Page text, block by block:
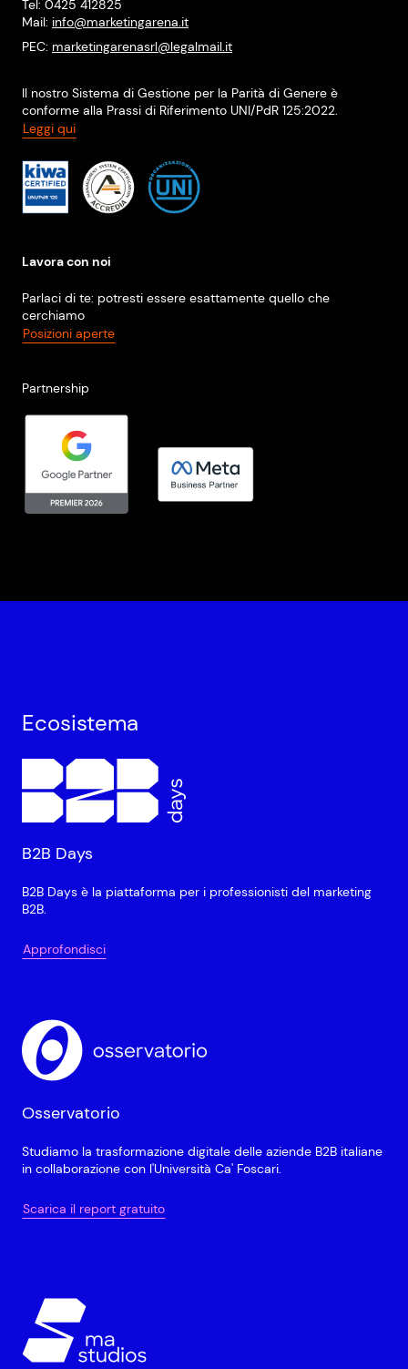
Tel: 0425 412825
Mail: info@marketingarena.it
PEC: marketingarenasrl@legalmail.it
Il nostro Sistema di Gestione per la Parità di Genere è
conforme alla Prassi di Riferimento UNI/PdR 125:2022.
Leggi qui
Lavora con noi
Parlaci di te: potresti essere esattamente quello che
cerchiamo
Posizioni aperte
Partnership
Ecosistema
B2B Days
B2B Days è la piattaforma per i professionisti del marketing
B2B.
Approfondisci
Osservatorio
Studiamo la trasformazione digitale delle aziende B2B italiane
in collaborazione con l'Università Ca' Foscari.
Scarica il report gratuito